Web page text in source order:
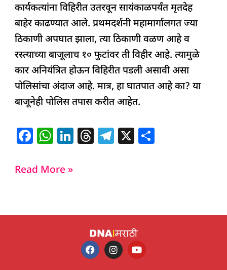
कार्यकत्यांना विहिरीत उतरवून सायंकाळपर्यंत मृतदेह
बाहेर काढण्यात आले. प्रथमदर्शनी महामार्गालगत ज्या
ठिकाणी अपघात झाला, त्या ठिकाणी वळण आहे व
रस्त्याच्या बाजूलाच १० फुटांवर ती विहीर आहे. त्यामुळे
कार अनियंत्रित होऊन विहिरीत पडली असावी असा
पोलिसांचा अंदाज आहे. मात्र, हा घातपात आहे का? या
बाजूनेही पोलिस तपास करीत आहेत.
F
c
o
W
at
p
Li
n
T
s
T
m
X
Read More »
F
a
c
I
n
s
Y
o
u